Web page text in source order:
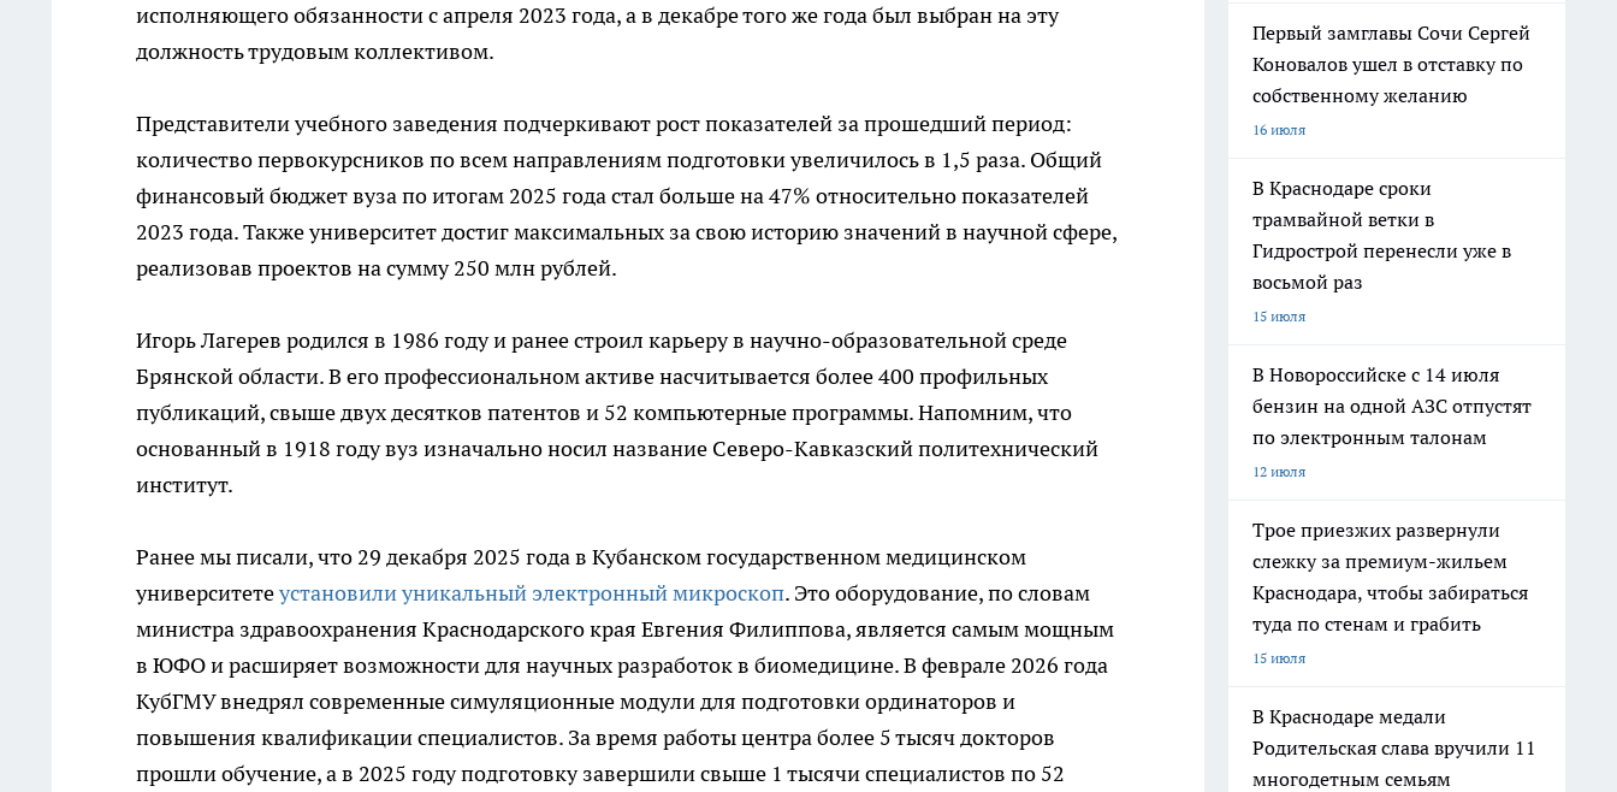
исполняющего обязанности с апреля 2023 года, а в декабре того же года был выбран на эту
должность трудовым коллективом.
Представители учебного заведения подчеркивают рост показателей за прошедший период:
количество первокурсников по всем направлениям подготовки увеличилось в 1,5 раза. Общий
финансовый бюджет вуза по итогам 2025 года стал больше на 47% относительно показателей
2023 года. Также университет достиг максимальных за свою историю значений в научной сфере,
реализовав проектов на сумму 250 млн рублей.
Игорь Лагерев родился в 1986 году и ранее строил карьеру в научно-образовательной среде
Брянской области. В его профессиональном активе насчитывается более 400 профильных
публикаций, свыше двух десятков патентов и 52 компьютерные программы. Напомним, что
основанный в 1918 году вуз изначально носил название Северо-Кавказский политехнический
институт.
Ранее мы писали, что 29 декабря 2025 года в Кубанском государственном медицинском
университетеустановили уникальный электронный микроскоп. Это оборудование, по словам
министра здравоохранения Краснодарского края Евгения Филиппова, является самым мощным
в ЮФО и расширяет возможности для научных разработок в биомедицине. В феврале 2026 года
КубГМУ внедрял современные симуляционные модули для подготовки ординаторов и
повышения квалификации специалистов. За время работы центра более 5 тысяч докторов
прошли обучение, а в 2025 году подготовку завершили свыше 1 тысячи специалистов по 52
Первый замглавы Сочи Сергей
Коновалов ушел в отставку по
собственному желанию
16 июля
В Краснодаре сроки
трамвайной ветки в
Гидрострой перенесли уже в
восьмой раз
15 июля
В Новороссийске с 14 июля
бензин на одной АЗС отпустят
по электронным талонам
12 июля
Трое приезжих развернули
слежку за премиум-жильем
Краснодара, чтобы забираться
туда по стенам и грабить
15 июля
В Краснодаре медали
Родительская слава вручили 11
многодетным семьям